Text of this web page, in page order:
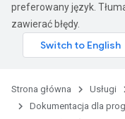
preferowany język.
zawierać błędy.
Strona główna Usługi
Dokumentacja dla